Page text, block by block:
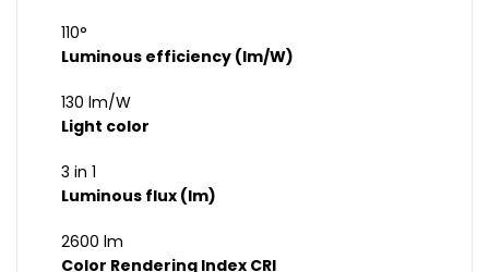
110°
Luminous efficiency (lm/W)
130 lm/W
Light color
3 in 1
Luminous flux (lm)
2600 lm
Color Rendering Index CRI